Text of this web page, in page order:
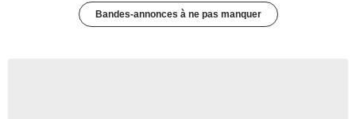
Bandes-annonces à ne pas manquer